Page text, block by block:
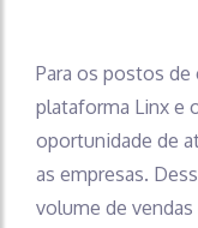
Para os postos
plataforma Linx e
oportunidade de
as empresas.
volume de